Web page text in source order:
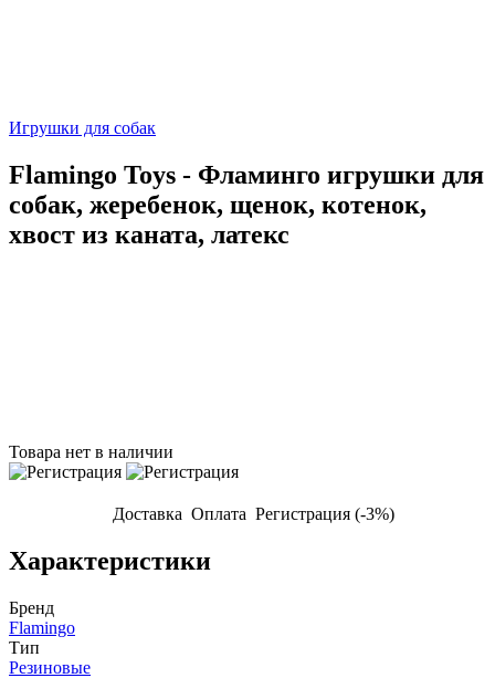
Игрушки для собак
Flamingo Toys - Фламинго игрушки для
собак, жеребенок, щенок, котенок,
хвост из каната, латекс
Товара нет в наличии
Доставка Оплата Регистрация (-3%)
Характеристики
Бренд
Flamingo
Тип
Резиновые